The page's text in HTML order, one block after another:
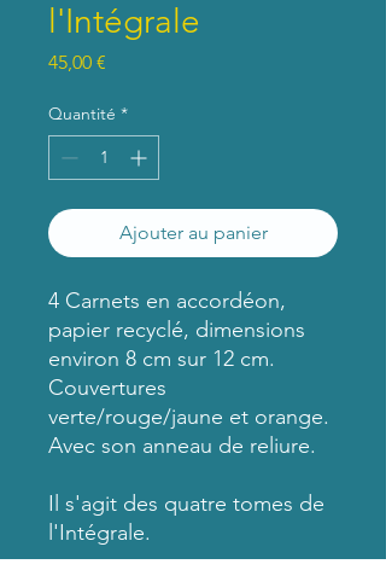
l'Intégrale
45,00 €
Quantité *
Ajouter au panier
4 Carnets en accordéon,
papier recyclé, dimensions
environ 8 cm sur 12 cm.
Couvertures
verte/rouge/jaune et orange.
Avec son anneau de reliure.
Il s'agit des quatre tomes de
l'Intégrale.